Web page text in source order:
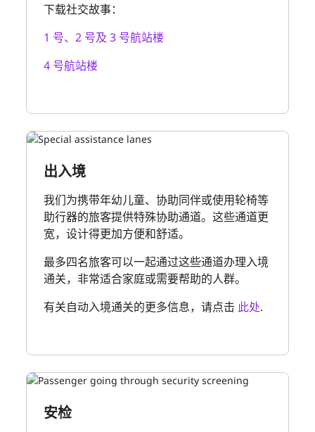
下载社交故事：
1 号、2 号及 3 号航站楼
4 号航站楼
出入境
我们为携带年幼儿童、协助同伴或使用轮椅等
助行器的旅客提供特殊协助通道。这些通道更
宽，设计得更加方便和舒适。
最多四名旅客可以一起通过这些通道办理入境
通关，非常适合家庭或需要帮助的人群。
有关自动入境通关的更多信息，请点击 此处.
安检